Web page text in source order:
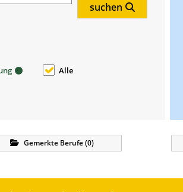
suchen
Alle
Gemerkte Berufe(0)